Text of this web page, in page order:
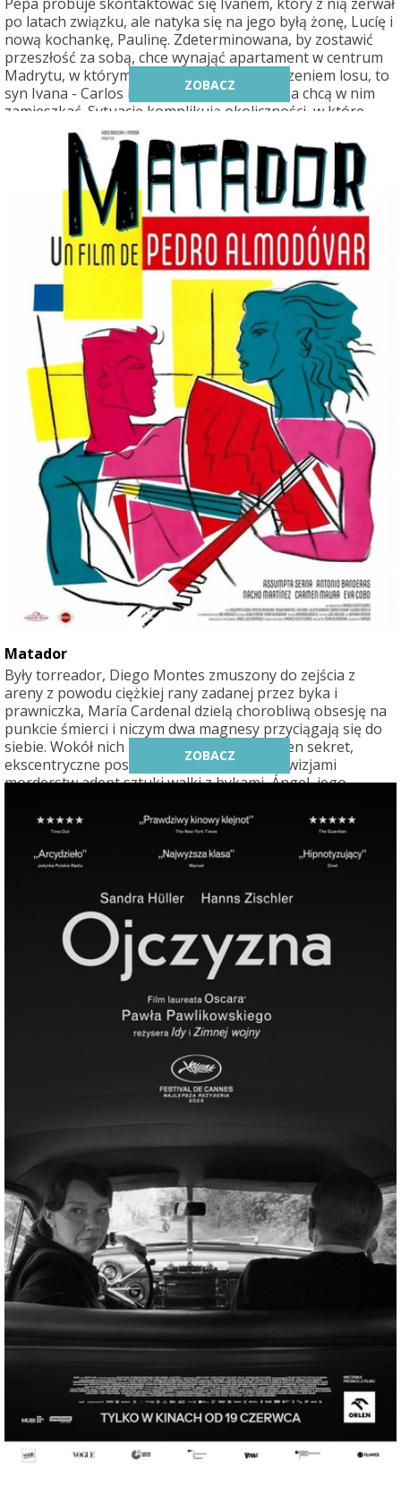
po latach związku, ale natyka się na jego byłą żonę, Lucíę i
nową kochankę, Paulinę. Zdeterminowana, by zostawić
przeszłość za sobą, chce wynająć apartament w centrum
Madrytu, w którym mieszkali razem. Zrządzeniem losu, to
syn Ivana - Carlos i jego narzeczona, Marisa chcą w nim
zamieszkać. Sytuację komplikują okoliczności, w które
wplątała się przyjaciółka Pepy, Candela. Dom powoli
zapełnia się ludźmi, którzy gaszą pragnienie kusząco
orzeźwiającym gazpacho, przygotowanym przez Pepę.
ZOBACZ
Matador
Były torreador, Diego Montes zmuszony do zejścia z
areny z powodu ciężkiej rany zadanej przez byka i
prawniczka, María Cardenal dzielą chorobliwą obsesję na
punkcie śmierci i niczym dwa magnesy przyciągają się do
siebie. Wokół nich krążą skrywające niejeden sekret,
ekscentryczne postacie: dręczony nagłymi wizjami
morderstw adept sztuki walki z bykami, Ángel, jego
Wreszcie do akcji wkracza komisarz policji. Ich historie
splatają się w fatalistycznej atmosferze, i zbiegają w
tragicznym zakończeniu.
ZOBACZ